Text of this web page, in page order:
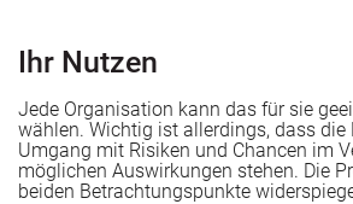
Ihr Nutzen
Jede Organisation kann das für sie
wählen. Wichtig ist allerdings, dass
Umgang mit Risiken und Chancen im
möglichen Auswirkungen stehen. Die
beiden Betrachtungspunkte